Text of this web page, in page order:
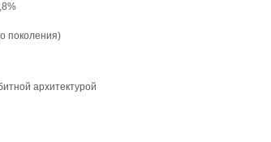
поколения)
архитектурой